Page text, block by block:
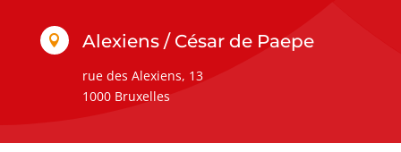
 Alexiens / César de Paepe
rue des Alexiens, 13
1000 Bruxelles